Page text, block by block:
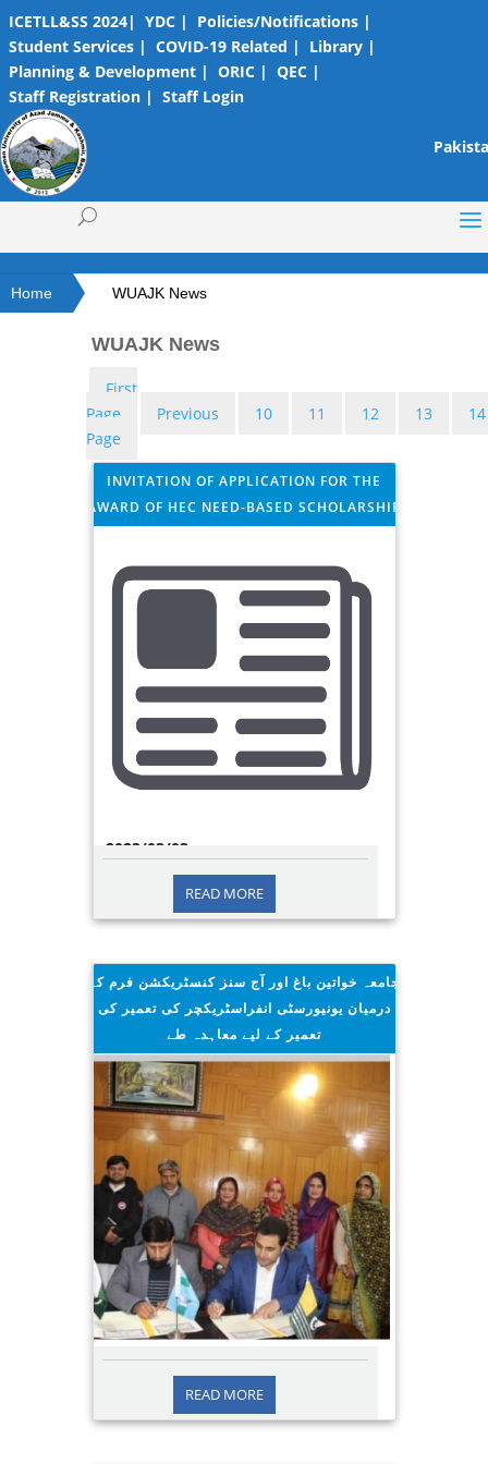
ICETLL&SS 2024| YDC |
Policies/Notifications |
Student Services | COVID-19 Related |
Library |
Planning & Development | ORIC | QEC |
Staff Registration | Staff Login
Home WUAJK News
WUAJK News
First
Page
Previous 10 11 12 13
14
Page
INVITATION OF APPLICATION FOR THE
AWARD OF HEC NEED-BASED SCHOLARSHIP
2023/03/03
READ MORE
جامعہ خواتین باغ اور آج سنز کنسٹریکشن فرم کے
درمیان یونیورسٹی انفراسٹریکچر کی تعمیر کی
تعمیر کے لیے معاہدہ طے
2023/02/20
ویمن یونیورسٹی آف آزاد جموں و کشمیر
READ MORE